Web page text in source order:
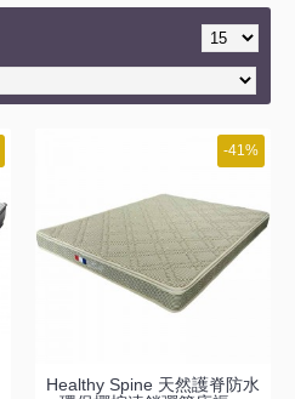
-41%
Healthy Spine 天然護脊防水